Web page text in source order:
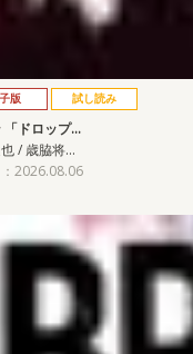
版 試し読み
「ドロップ…
/ 歳脇将…
2026.08.06